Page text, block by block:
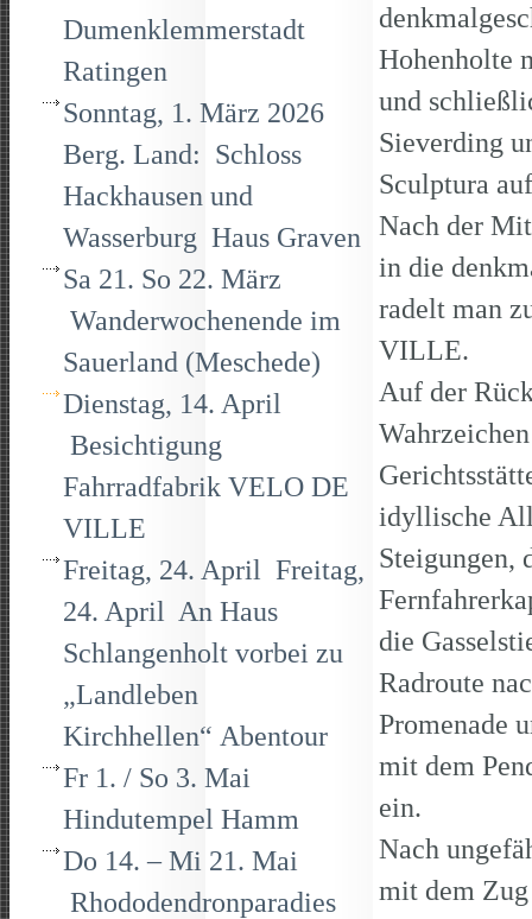
Dumenklemmerstadt
Ratingen
Sonntag, 1. März 2026
Berg. Land: Schloss
Hackhausen und
Wasserburg Haus Graven
Sa 21. So 22. März
Wanderwochenende im
Sauerland (Meschede)
Dienstag, 14. April
Besichtigung
Fahrradfabrik VELO DE
VILLE
Freitag, 24. April Freitag,
24. April An Haus
Schlangenholt vorbei zu
„Landleben
Kirchhellen“ Abentour
Fr 1. / So 3. Mai
Hindutempel Hamm
Do 14. – Mi 21. Mai
Rhododendronparadies
Hohenholte
und
Sieverding
Sculptura
Nach der
in die
radelt man
VILLE.
Auf der
idyllische
Steigungen,
die
Radroute
Promenade
mit dem
ein.
Nach
mit dem